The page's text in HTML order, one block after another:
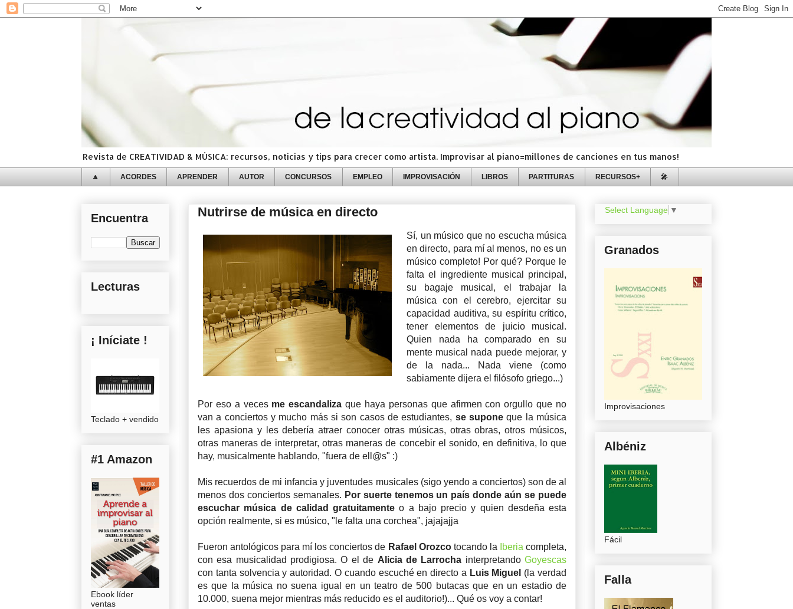
Revista de CREATIVIDAD & MÚSICA: recursos, noticias y tips para crecer como artista. Improvisar al piano=millones de canciones en tus manos!
🔼 ACORDES APRENDER AUTOR CONCURSOS EMPLEO IMPROVISACIÓN LIBROS PARTITURAS RECURSOS+ 🎤
Nutrirse de música en directo
Sí, un músico que no escucha música
en directo, para mí al menos, no es un
músico completo! Por qué? Porque le
falta el ingrediente musical principal,
su bagaje musical, el trabajar la
música con el cerebro, ejercitar su
capacidad auditiva, su espíritu crítico,
tener elementos de juicio musical.
Quien nada ha comparado en su
mente musical nada puede mejorar, y
de la nada... Nada viene (como
sabiamente dijera el filósofo griego...)
Por eso a veces me escandalizaque haya personas que afirmen con orgullo que no
van a conciertos y mucho más si son casos de estudiantes, se suponeque la música
les apasiona y les debería atraer conocer otras músicas, otras obras, otros músicos,
otras maneras de interpretar, otras maneras de concebir el sonido, en definitiva, lo que
hay, musicalmente hablando, "fuera de ell@s" :)
Mis recuerdos de mi infancia y juventudes musicales (sigo yendo a conciertos) son de al
menos dos conciertos semanales. Por suerte tenemos un país donde aún se puede
escuchar música de calidad gratuitamente o a bajo precio y quien desdeña esta
opción realmente, si es músico, "le falta una corchea", jajajajja
Fueron antológicos para mí los conciertos de Rafael Orozcotocando la Iberia completa,
con esa musicalidad prodigiosa. O el de Alicia de Larrocha interpretandoGoyescas
con tanta solvencia y autoridad. O cuando escuché en directo a Luis Miguel (la verdad
es que la música no suena igual en un teatro de 500 butacas que en un estadio de
10.000, suena mejor mientras más reducido es el auditorio!)... Qué os voy a contar!
Encuentra
Lecturas
¡ Iníciate !
Teclado + vendido
#1 Amazon
Ebook líder
ventas
Select Language ▼
Granados
Improvisaciones
Albéniz
Fácil
Falla